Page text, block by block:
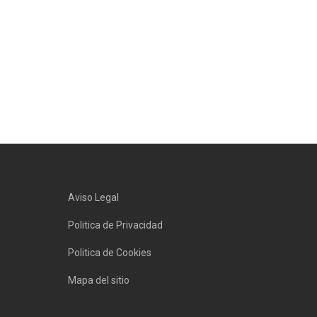
Aviso Legal
Politica de Privacidad
Politica de Cookies
Mapa del sitio